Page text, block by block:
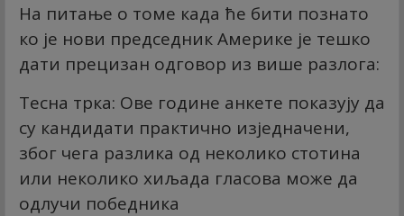
На питање о томе када ће бити познато
ко је нови председник Америке је тешко
дати прецизан одговор из више разлога:
Тесна трка: Ове године анкете показују да
су кандидати практично изједначени,
због чега разлика од неколико стотина
или неколико хиљада гласова може да
одлучи победника